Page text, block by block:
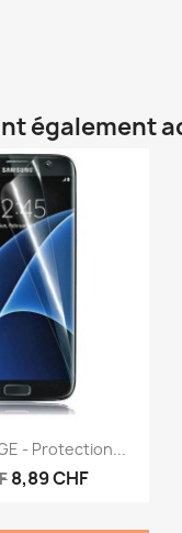
également
rapide
- Protection...
8,89 CHF